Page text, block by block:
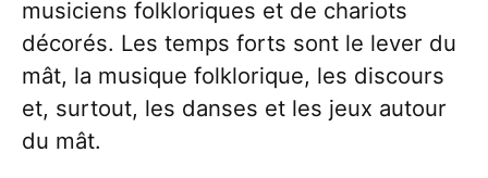
musiciens folkloriques et de chariots
décorés. Les temps forts sont le lever du
mât, la musique folklorique, les discours
et, surtout, les danses et les jeux autour
du mât.